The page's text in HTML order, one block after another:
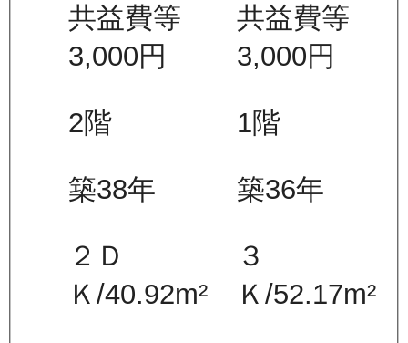
共益費等
3,000円
2階
築38年
２Ｄ
Ｋ/40.92m²
共益費等
3,000円
1階
築36年
３
Ｋ /52.17m²